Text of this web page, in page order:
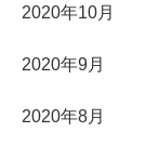
2020年10月
2020年9月
2020年8月